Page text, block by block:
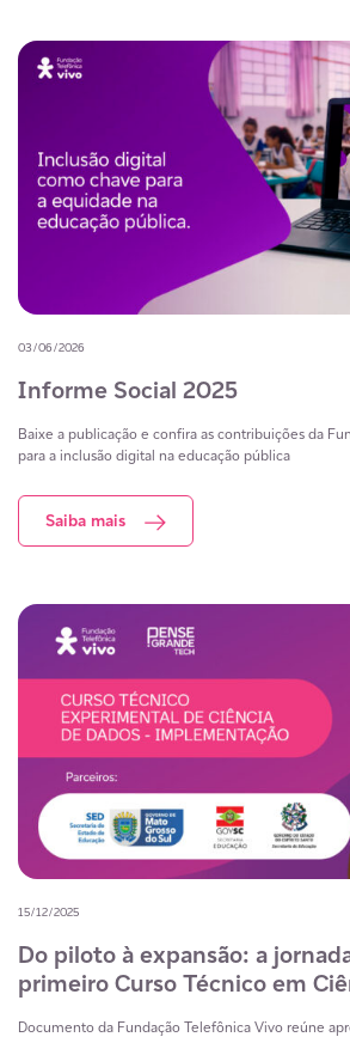
03/06/2026
Informe Social 2025
Baixe a publicação e confira as contribuições da
para a inclusão digital na educação pública
Saiba mais
15/12/2025
Do piloto à expansão: a
primeiro Curso Técnico em
Documento da Fundação Telefônica Vivo reúne